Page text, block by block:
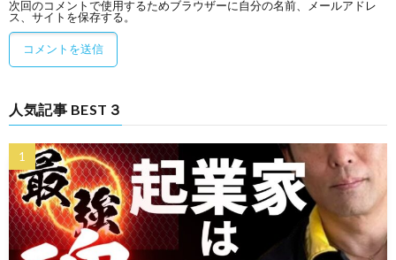
次回のコメントで使用するためブラウザーに自分の名前、メールアドレ
ス、サイトを保存する。
人気記事 BEST３